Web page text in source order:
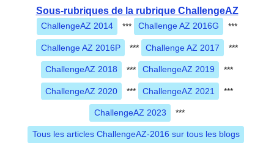
Sous-rubriques de la rubrique ChallengeAZ
ChallengeAZ 2014 *** Challenge AZ 2016G ***
Challenge AZ 2016P *** Challenge AZ 2017 ***
ChallengeAZ 2018 *** ChallengeAZ 2019 ***
ChallengeAZ 2020 *** ChallengeAZ 2021 ***
ChallengeAZ 2023 ***
Tous les articles ChallengeAZ-2016 sur tous les blogs